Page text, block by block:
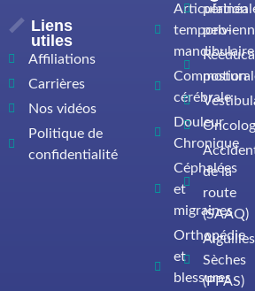
Liens
utiles
Affiliations
Carrières
Nos vidéos
Politique de
confidentialité
Articulation
temporo-
mandibulaire
Commotion
cérébrale
Douleur
Chronique
Céphalées
et
migraines
Orthopédie
et
blessures
de la
route
(SAAQ)
Aiguilles
Sèches
(PPAS)